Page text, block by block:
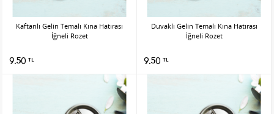
Kaftanlı Gelin Temalı Kına Hatırası
İğneli Rozet
9.50 TL
Duvaklı Gelin Temalı Kına Hatırası
İğneli Rozet
9.50 TL